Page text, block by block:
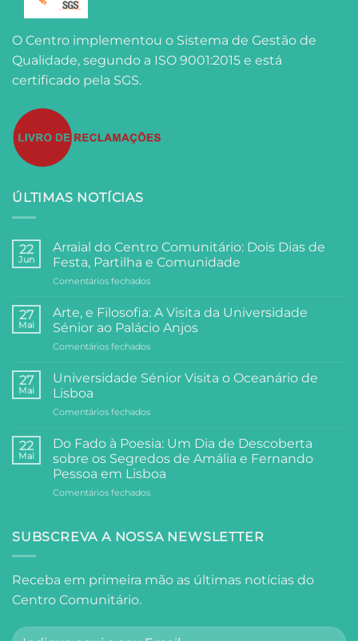
O Centro implementou o Sistema de Gestão de
Qualidade, segundo a ISO 9001:2015 e está
certificado pela SGS.
ÚLTIMAS NOTÍCIAS
22
Jun
Arraial do Centro Comunitário: Dois Dias de
Festa, Partilha e Comunidade
Comentários fechadosem
do
Centro
Comunitário:
Dois
de
e
27
Mai
Arte, e Filosofia: A Visita da Universidade
Sénior ao Palácio Anjos
Comentários fechadosem
e
Filosofia:
Visita
Universidade
Sénior
Palácio
Anjos
27
Mai
Universidade Sénior Visita o Oceanário de
Lisboa
Comentários fechadosem
Sénior
Visita
o
Oceanário
de
22
Mai
Do Fado à Poesia: Um Dia de Descoberta
sobre os Segredos de Amália e Fernando
Pessoa em Lisboa
Comentários fechadosem
à
Dia
de
os
SUBSCREVA A NOSSA NEWSLETTER
Receba em primeira mão as últimas notícias do
Centro Comunitário.